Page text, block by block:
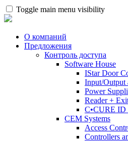
Toggle main menu visibility
О компаний
Предложения
Контроль доступа
Software House
IStar Door
Input/Output
Power
Reader +
C•CURE ID
CEM Systems
Access
Controllers